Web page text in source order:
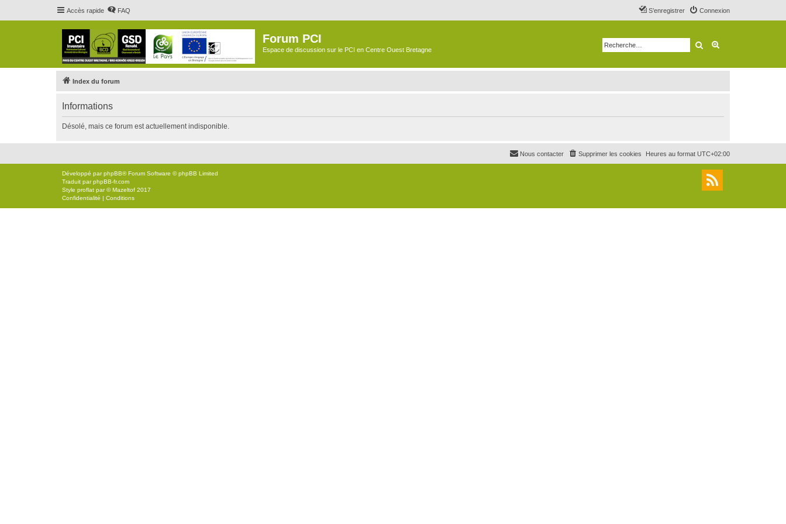
Accès rapide FAQ Connexion
S’enregistrer
Forum PCI
Espace de discussion sur le PCI en Centre Ouest Bretagne Rechercher
Index du forum
Informations
Désolé, mais ce forum est actuellement indisponible.
Heures au format UTC+02:00
Supprimer les cookies
Nous contacter
Développé parphpBB® Forum Software © phpBB Limited
Traduit parphpBB-fr.com
Style proflat par ©Mazeltof 2017
Confidentialité | Conditions